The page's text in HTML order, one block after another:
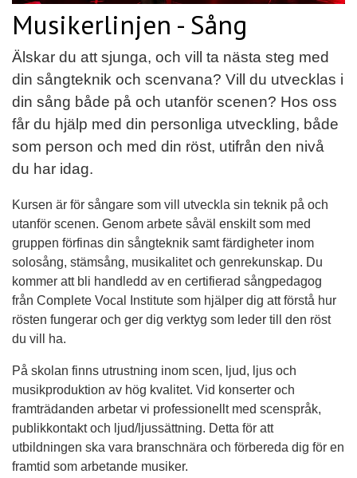
Musikerlinjen - Sång
Älskar du att sjunga, och vill ta nästa steg med
din sångteknik och scenvana? Vill du utvecklas i
din sång både på och utanför scenen? Hos oss
får du hjälp med din personliga utveckling, både
som person och med din röst, utifrån den nivå
du har idag.
Kursen är för sångare som vill utveckla sin teknik på och
utanför scenen. Genom arbete såväl enskilt som med
gruppen förfinas din sångteknik samt färdigheter inom
solosång, stämsång, musikalitet och genrekunskap. Du
kommer att bli handledd av en certifierad sångpedagog
från Complete Vocal Institute som hjälper dig att förstå hur
rösten fungerar och ger dig verktyg som leder till den röst
du vill ha.
På skolan finns utrustning inom scen, ljud, ljus och
musikproduktion av hög kvalitet. Vid konserter och
framträdanden arbetar vi professionellt med scenspråk,
publikkontakt och ljud/ljussättning. Detta för att
utbildningen ska vara branschnära och förbereda dig för en
framtid som arbetande musiker.